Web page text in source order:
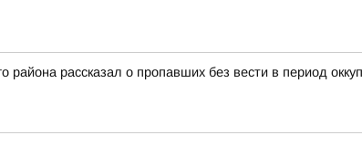
района рассказал о пропавших без вести в период